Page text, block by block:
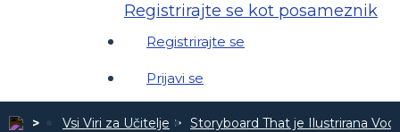
Registrirajte se kot posameznik
Registrirajte se
Prijavi se
Vsi Viri za Učitelje Storyboard That je Ilustrirana